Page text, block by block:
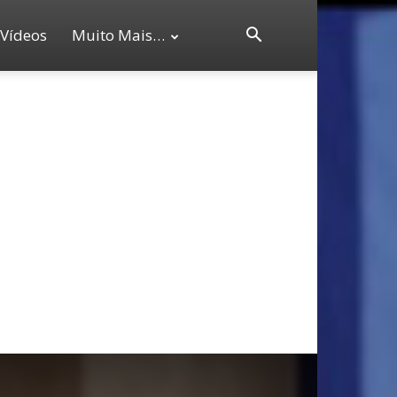
Vídeos Muito Mais…